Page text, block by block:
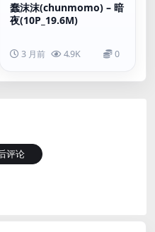
蠢沫沫(chunmomo) – 暗
夜(10P_19.6M)
3 月前 4.9K 0
评论